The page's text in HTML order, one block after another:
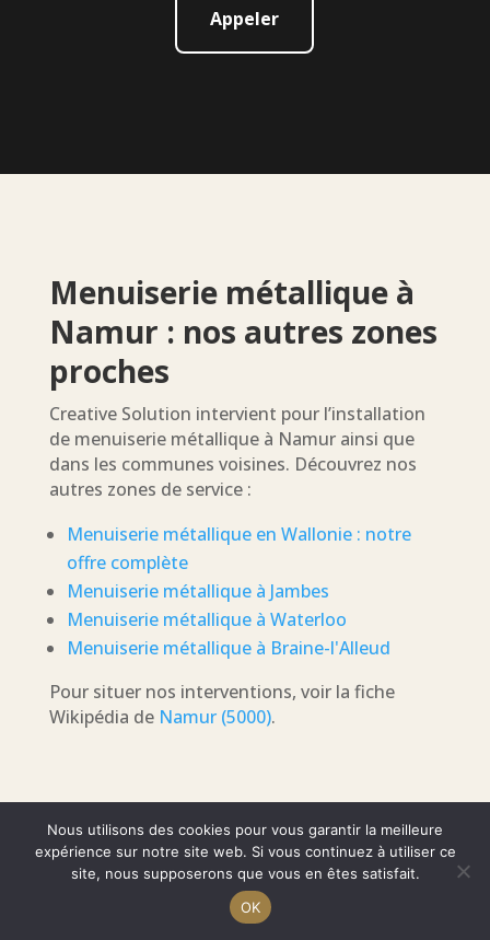
Appeler
Menuiserie métallique à
Namur : nos autres zones
proches
Creative Solution intervient pour l’installation
de menuiserie métallique à Namur ainsi que
dans les communes voisines. Découvrez nos
autres zones de service :
Menuiserie métallique en Wallonie : notre
offre complète
Menuiserie métallique à Jambes
Menuiserie métallique à Waterloo
Menuiserie métallique à Braine-l'Alleud
Pour situer nos interventions, voir la fiche
Wikipédia de Namur (5000).
Menuiserie métallique à Namur
Nous utilisons des cookies pour vous garantir la meilleure
expérience sur notre site web. Si vous continuez à utiliser ce
site, nous supposerons que vous en êtes satisfait.
OK